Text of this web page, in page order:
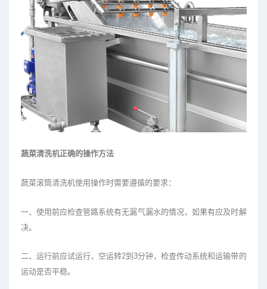
蔬菜清洗机正确的操作方法
蔬菜滚筒清洗机使用操作时需要遵循的要求：
一、使用前应检查管路系统有无漏气漏水的情况，如果有应及时解
决。
二、运行前应试运行，空运转2到3分钟，检查传动系统和运输带的
运动是否平稳。